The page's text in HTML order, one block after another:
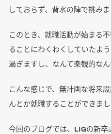
しておらず、背水の陣で挑みま
このとき、就職活動が始まる
ることにわくわくしていたよ
過ぎますし、なんて楽観的なん
こんな感じで、無計画な将来
んとか就職することができまし
今回のブログでは、LIGの新